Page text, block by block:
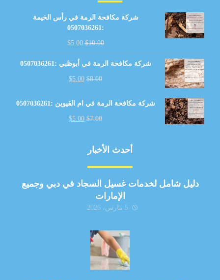
شركة مكافحة الرمة في رأس الخيمة
:0507036261
$10.00
$5.00
شركة مكافحة الرمة في أبوظبي :0507036261
$8.00
$5.00
شركة مكافحة الرمة في ام القيوين :0507036261
$7.00
$5.00
أحدث الأخبار
دليل شامل لخدمات غسيل السجاد في دبي وجميع
الإمارات
5 مارس، 2026